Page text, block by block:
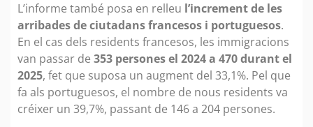
L’informe també posa en relleu l’increment de les
arribades de ciutadans francesos i portuguesos.
En el cas dels residents francesos, les immigracions
van passar de 353 persones el 2024 a 470 durant el
2025, fet que suposa un augment del 33,1%. Pel que
fa als portuguesos, el nombre de nous residents va
créixer un 39,7%, passant de 146 a 204 persones.